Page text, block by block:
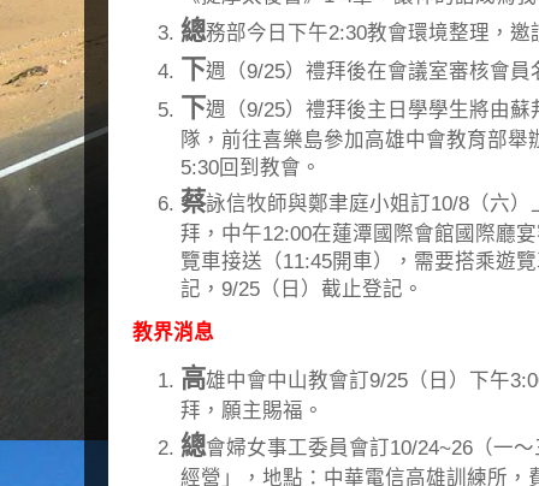
總務部今日下午2:30教會環境整理，
下週（9/25）禮拜後在會議室審核會
下週（9/25）禮拜後主日學學生將由蘇
隊，前往喜樂島參加高雄中會教育部
5:30回到教會。
蔡詠信牧師與鄭聿庭小姐訂10/8（六
拜，中午12:00在蓮潭國際會館國際廳
覽車接送（11:45開車），需要搭乘遊
記，9/25（日）截止登記。
教界消息
高雄中會中山教會訂9/25（日）下午
拜，願主賜福。
總會婦女事工委員會訂10/24~26（一
經營」，地點：中華電信高雄訓練所，